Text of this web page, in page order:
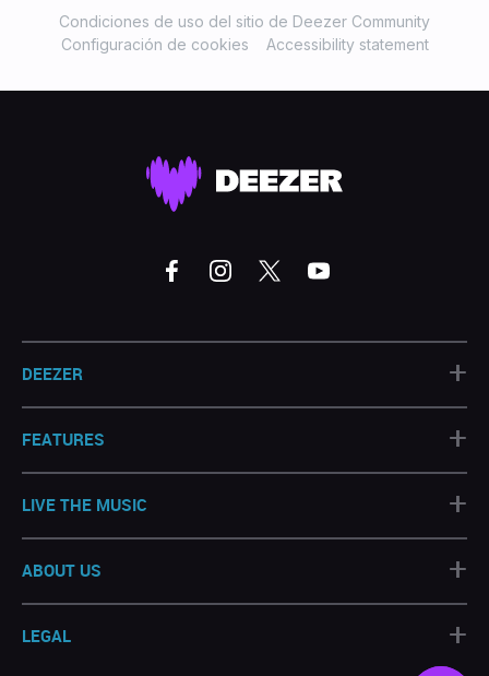
Condiciones de uso del sitio de Deezer Community
Configuración de cookies
Accessibility statement
DEEZER +
FEATURES +
LIVE THE MUSIC +
ABOUT US +
LEGAL +